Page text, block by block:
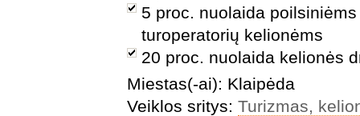
5 proc. nuolaida
turoperatorių kelionėms
20 proc. nuolaida kelionės
Miestas(-ai): Klaipėda
Veiklos sritys: Turizmas,